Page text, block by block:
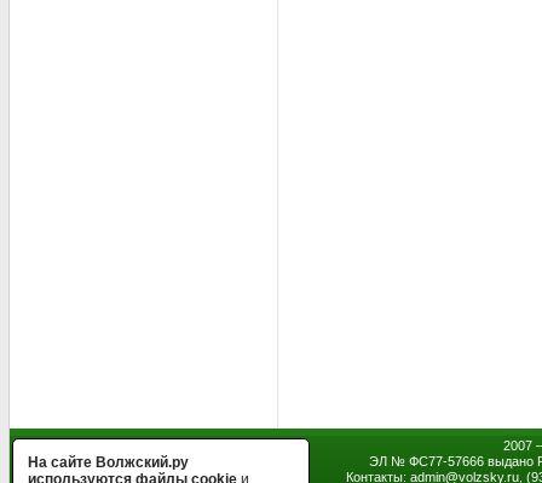
2007
ЭЛ № ФС77-57666 выдано
Контакты: admin@volzsky.ru,
На сайте Волжский.ру
используются файлы cookie и